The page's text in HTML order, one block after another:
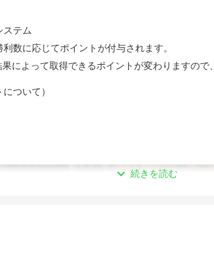
ステム
数に応じてポイントが付与されます。
によって取得できるポイントが変わりますので、
について）
続きを読む